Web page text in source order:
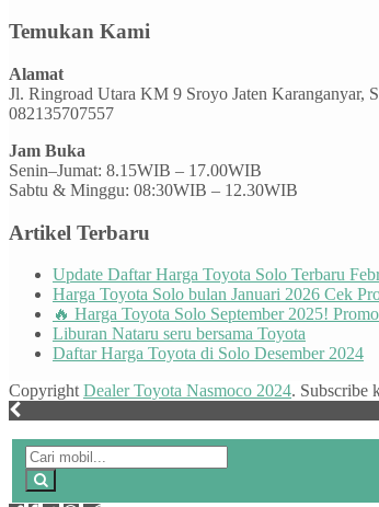
Temukan Kami
Alamat
Jl. Ringroad Utara KM 9 Sroyo Jaten Karanganyar,
082135707557
Jam Buka
Senin–Jumat: 8.15WIB – 17.00WIB
Sabtu & Minggu: 08:30WIB – 12.30WIB
Artikel Terbaru
Update Daftar Harga Toyota Solo Terbaru
Harga Toyota Solo bulan Januari 2026 Cek
🔥 Harga Toyota Solo September 2025!
Liburan Nataru seru bersama Toyota
Daftar Harga Toyota di Solo Desember 2024
CopyrightDealer Toyota Nasmoco 2024. Subscribe